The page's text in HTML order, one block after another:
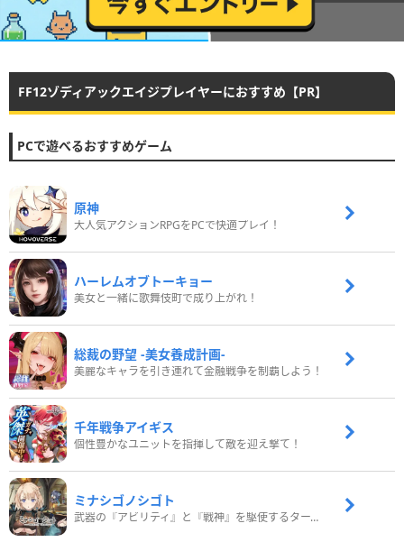
FF12ゾディアックエイジプレイヤーにおすすめ【PR】
PCで遊べるおすすめゲーム
原神
大人気アクションRPGをPCで快適プレイ！
ハーレムオブトーキョー
美女と一緒に歌舞伎町で成り上がれ！
総裁の野望 -美女養成計画-
美麗なキャラを引き連れて金融戦争を制覇しよう！
千年戦争アイギス
個性豊かなユニットを指揮して敵を迎え撃て！
ミナシゴノシゴト
武器の『アビリティ』と『戦神』を駆使するターン制コマンドバトルRPG！